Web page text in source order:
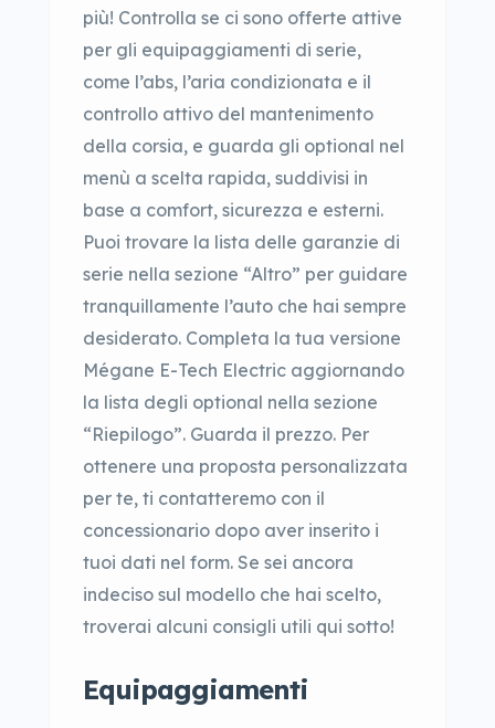
più! Controlla se ci sono offerte attive
per gli equipaggiamenti di serie,
come l’abs, l’aria condizionata e il
controllo attivo del mantenimento
della corsia, e guarda gli optional nel
menù a scelta rapida, suddivisi in
base a comfort, sicurezza e esterni.
Puoi trovare la lista delle garanzie di
serie nella sezione “Altro” per guidare
tranquillamente l’auto che hai sempre
desiderato. Completa la tua versione
Mégane E-Tech Electric aggiornando
la lista degli optional nella sezione
“Riepilogo”. Guarda il prezzo. Per
ottenere una proposta personalizzata
per te, ti contatteremo con il
concessionario dopo aver inserito i
tuoi dati nel form. Se sei ancora
indeciso sul modello che hai scelto,
troverai alcuni consigli utili qui sotto!
Equipaggiamenti